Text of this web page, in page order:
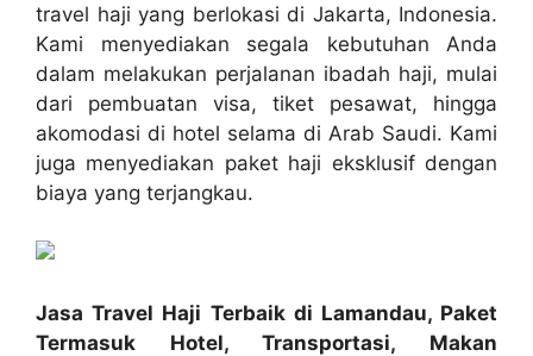
travel haji yang berlokasi di Jakarta, Indonesia.
Kami menyediakan segala kebutuhan Anda
dalam melakukan perjalanan ibadah haji, mulai
dari pembuatan visa, tiket pesawat, hingga
akomodasi di hotel selama di Arab Saudi. Kami
juga menyediakan paket haji eksklusif dengan
biaya yang terjangkau.
Jasa Travel Haji Terbaik di Lamandau, Paket
Termasuk Hotel, Transportasi, Makan